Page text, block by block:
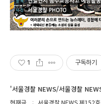
1 구독하기
'서울경찰 NEWS/서울경찰